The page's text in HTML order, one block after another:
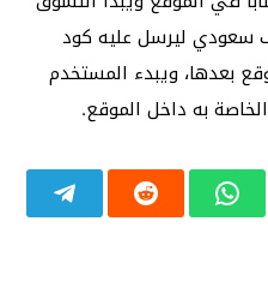
سعودي ليرسل عليه كود
بعدها، ويبدء المستخدم
به داخل الموقع.